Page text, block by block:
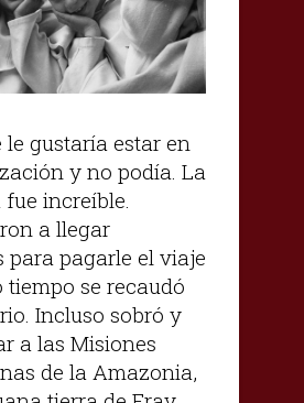
le gustaría estar en
y no podía. La
fue increíble.
a llegar
para pagarle el viaje
tiempo se recaudó
Incluso sobró y
a las Misiones
de la Amazonia,